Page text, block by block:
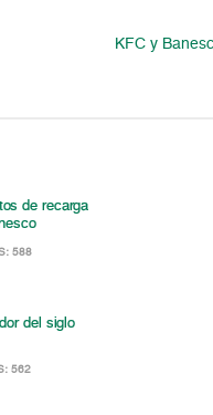
KFC y
de recarga
588
del siglo
562